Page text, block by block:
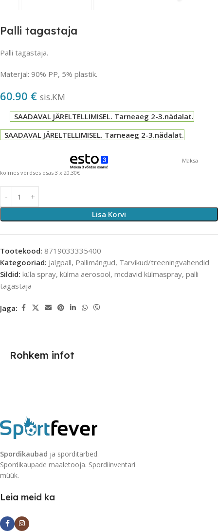
Palli tagastaja
Palli tagastaja.
Materjal: 90% PP, 5% plastik.
60.90 € sis.KM
SAADAVAL JÄRELTELLIMISEL. Tarneaeg 2-3.nädalat.
SAADAVAL JÄRELTELLIMISEL. Tarneaeg 2-3.nädalat.
Maksa
kolmes võrdses osas 3 x 20.30€
Lisa Korvi
Tootekood: 8719033335400
Kategooriad: Jalgpall, Pallimängud, Tarvikud/treeningvahendid
Sildid: küla spray, külma aerosool, mcdavid külmaspray, palli
tagastaja
Jaga:
Rohkem infot
Spordikaubad ja sporditarbed.
Spordikaupade maaletooja. Spordiinventari
müük.
Leia meid ka